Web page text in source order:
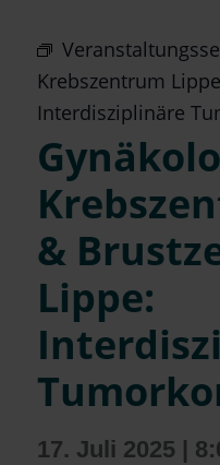
Krebszentrum
Interdisziplinäre
&
Lippe:
17. Juli 2025 |